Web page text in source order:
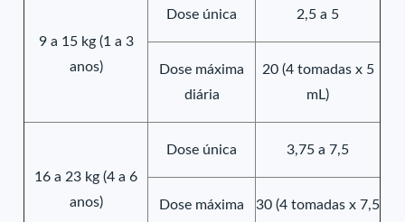
9 a 15 kg (1 a 3
anos)
Dose única 2,5 a 5
Dose máxima
diária
20 (4 tomadas x 5
mL)
16 a 23 kg (4 a 6
anos)
Dose única 3,75 a 7,5
Dose máxima
30 (4 tomadas x 7,5